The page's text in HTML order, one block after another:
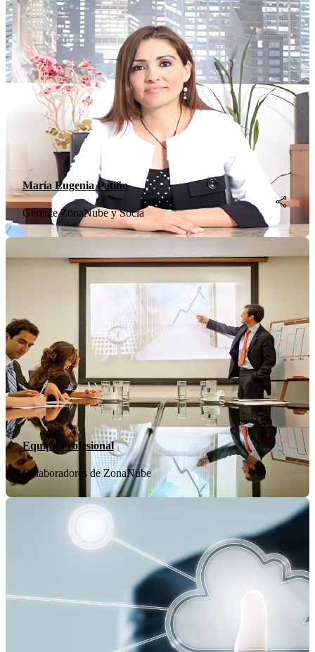
María Eugenia Patiño
Gerente ZonaNube y Socia
Equipo Profesional
Colaboradores de ZonaNube